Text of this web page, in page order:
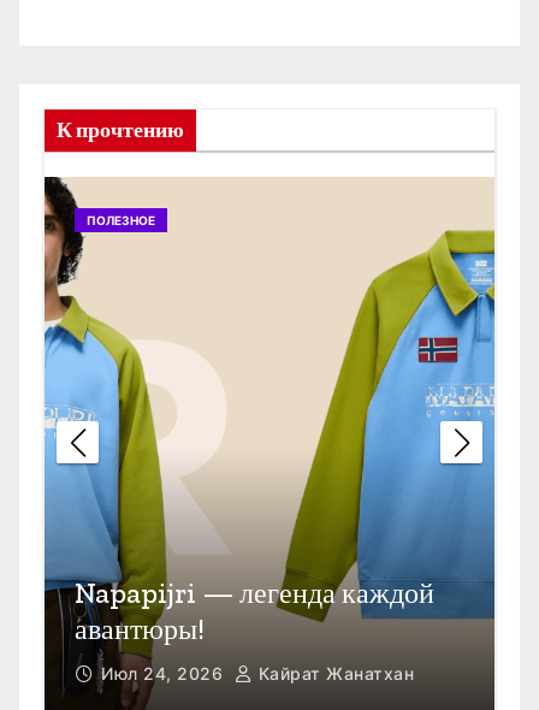
К прочтению
ПОЛЕЗНОЕ
Открыть счет в Гонконге
Июл 23, 2026 Кайрат Жанатхан